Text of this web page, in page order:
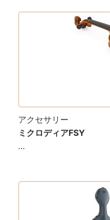
アクセサリー
ミクロディアFSY
…